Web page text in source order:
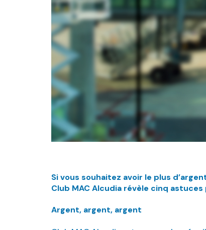
Si vous souhaitez avoir le plus
Club MAC Alcudia révèle cinq
Argent, argent, argent